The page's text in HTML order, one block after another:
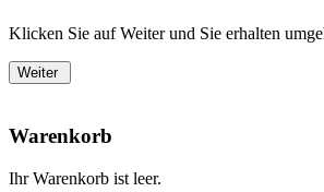
Klicken Sie auf Weiter und Sie erhalten
Weiter
Warenkorb
Ihr Warenkorb ist leer.